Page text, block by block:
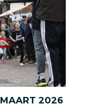
MAART 2026